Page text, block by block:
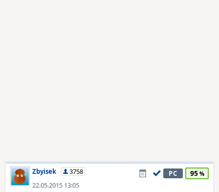
Zbyisek
3758
22.05.2015 13:05
PC 95